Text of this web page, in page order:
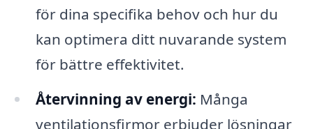
för dina specifika behov och hur du
kan optimera ditt nuvarande system
för bättre effektivitet.
Återvinning av energi: Många
ventilationsfirmor erbjuder lösningar